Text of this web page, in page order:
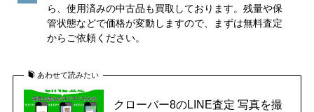
ら、使用済みの中古品も買取しております。残量や保
管状態などで価格が変動しますので、まずは無料査定
からご依頼ください。
あわせて読みたい
クローバー8のLINE査定 写真を撮